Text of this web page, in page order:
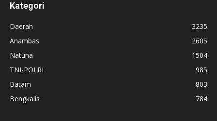
Kategori
Daerah
3235
Anambas
2605
Natuna
1504
TNI-POLRI
985
Batam
803
Bengkalis
784